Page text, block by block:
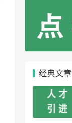
经典文章